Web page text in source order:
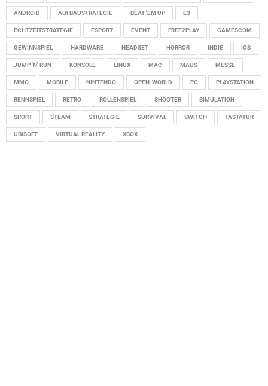
ANDROID AUFBAUSTRATEGIE BEAT 'EM UP E3
ECHTZEITSTRATEGIE ESPORT EVENT FREE2PLAY GAMESCOM
GEWINNSPIEL HARDWARE HEADSET HORROR INDIE IOS
JUMP 'N' RUN KONSOLE LINUX MAC MAUS MESSE
MMO MOBILE NINTENDO OPEN-WORLD PC PLAYSTATION
RENNSPIEL RETRO ROLLENSPIEL SHOOTER SIMULATION
SPORT STEAM STRATEGIE SURVIVAL SWITCH TASTATUR
UBISOFT VIRTUAL REALITY XBOX